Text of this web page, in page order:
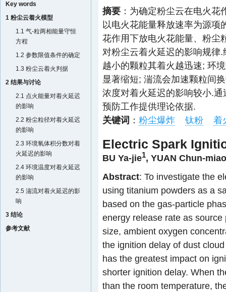
Key words
1 粉尘云着火模型
1.1 气-粒两相能量守恒
方程
1.2 参数限值条件的确定
1.3 粉尘云着火判据
2 结果与讨论
2.1 点火能量对着火延迟
的影响
2.2 粉尘粒径对着火延迟
的影响
2.3 环境氧体积分数对着
火延迟的影响
2.4 环境温度对着火延迟
的影响
2.5 湍流对着火延迟的影
响
3 结论
参考文献
摘要 ：为确定粉尘云在电火
以电火花能量释放速率为源项
花作用下放电火花能量、粉尘
对粉尘云着火延迟的影响规律
越小的颗粒其着火越迅速; 环
显著缩短; 湍流会加速颗粒间
浓度对着火延迟的影响较小.
预防工作提供理论依据.
关键词 ： 粉尘爆炸 钛粉 着
Electric Spark
BU Ya-jie1, YUAN Chun-miao
Abstract: To investigate the
using titanium powders as a
based on the gas-particle
energy release rate as
size, ambient oxygen
the ignition delay of dust
has the greatest impact on
shorter ignition delay. When
than the room temperature,